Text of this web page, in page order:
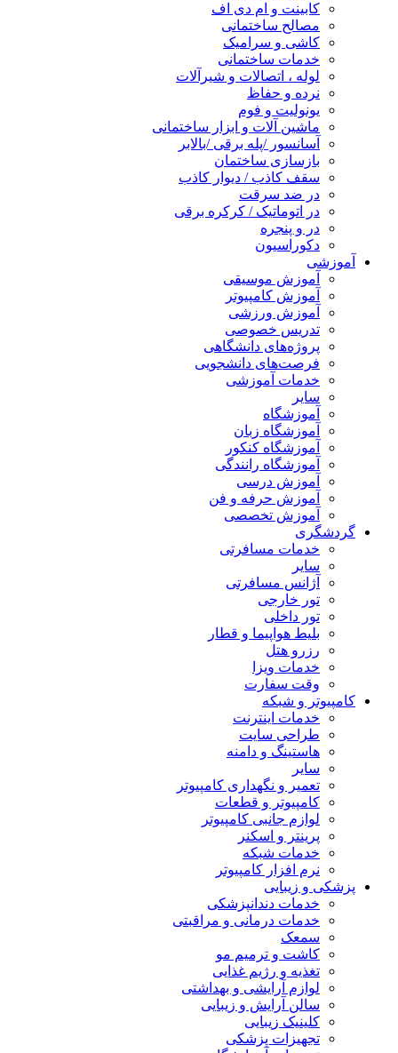
کابینت و ام دی اف
مصالح ساختمانی
کاشی و سرامیک
خدمات ساختمانی
لوله ، اتصالات و شیرآلات
نرده و حفاظ
یونولیت و فوم
ماشین آلات و ابزار ساختمانی
آسانسور /پله برقی /بالابر
بازسازی ساختمان
سقف کاذب / دیوار کاذب
در ضد سرقت
در اتوماتیک / کرکره برقی
در و پنجره
دکوراسیون
آموزشی
آموزش موسیقی
آموزش کامپیوتر
آموزش ورزشی
تدریس خصوصی
پروژه‌های دانشگاهی
فرصت‌های دانشجویی
خدمات آموزشی
سایر
آموزشگاه
آموزشگاه زبان
آموزشگاه کنکور
آموزشگاه رانندگی
آموزش درسی
آموزش حرفه و فن
آموزش تخصصی
گردشگری
خدمات مسافرتی
سایر
آژانس مسافرتی
تور خارجی
تور داخلی
بلیط هواپیما و قطار
رزرو هتل
خدمات ویزا
وقت سفارت
کامپیوتر و شبکه
خدمات اینترنت
طراحی سایت
هاستینگ و دامنه
سایر
تعمیر و نگهداری کامپیوتر
کامپیوتر و قطعات
لوازم جانبی کامپیوتر
پرینتر و اسکنر
خدمات شبکه
نرم افزار کامپیوتر
پزشکی و زیبایی
خدمات دندانپزشکی
خدمات درمانی و مراقبتی
سمعک
کاشت و ترمیم مو
تغذیه و رژیم غذایی
لوازم آرایشی و بهداشتی
سالن آرایش و زیبایی
کلینیک زیبایی
تجهیزات پزشکی